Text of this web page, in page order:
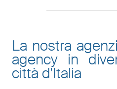
La nostra
agency in
città d'Italia